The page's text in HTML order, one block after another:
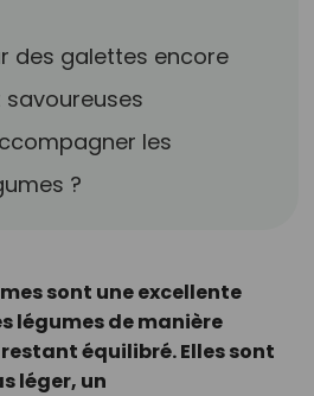
des galettes encore
les
?
sont une excellente
légumes de manière
équilibré. Elles sont
léger, un